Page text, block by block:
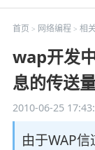
教程
平面
首页 > 网络编程 > 相
wap开发
息的传送
2010-06-25
由于WAP